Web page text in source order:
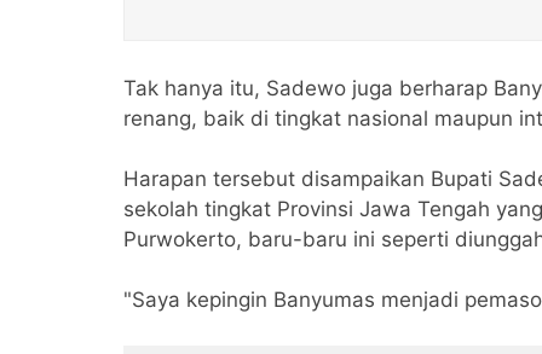
Tak hanya itu, Sadewo juga berharap
renang, baik di tingkat nasional maupun
Harapan tersebut disampaikan Bupati
sekolah tingkat Provinsi Jawa Tengah
Purwokerto, baru-baru ini seperti
"Saya kepingin Banyumas menjadi